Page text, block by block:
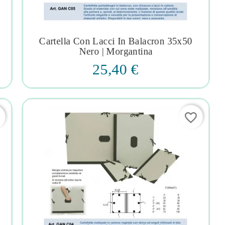
   
Cartella Con Lacci In Balacron 35x50
Nero | Morgantina
25,40 €
favorite_border